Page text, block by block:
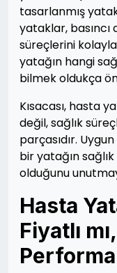
tasarlanmış
yataklar,
süreçlerini
yatağın hangi
bilmek oldukça
Kısacası, hasta
değil, sağlık
parçasıdır.
bir yatağın
olduğunu
Hasta
Fiyatlı